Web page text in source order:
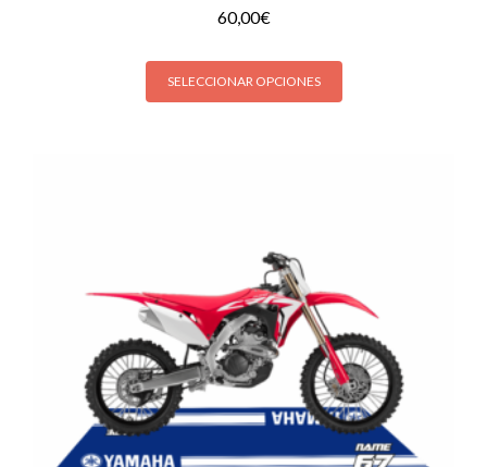
60,00€
SELECCIONAR OPCIONES